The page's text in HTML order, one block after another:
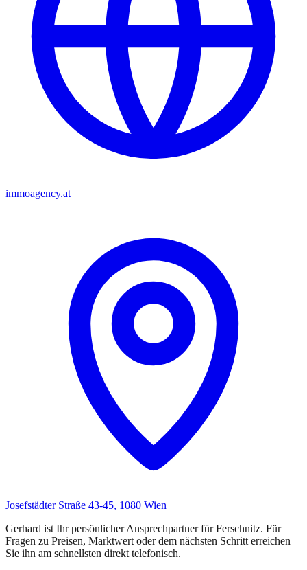
immoagency.at
Josefstädter Straße 43-45, 1080 Wien
Gerhard ist Ihr persönlicher Ansprechpartnerfür Ferschnitz. Für
Fragen zu Preisen, Marktwert oder dem nächsten Schritt erreichen
Sie ihn am schnellsten direkt telefonisch.